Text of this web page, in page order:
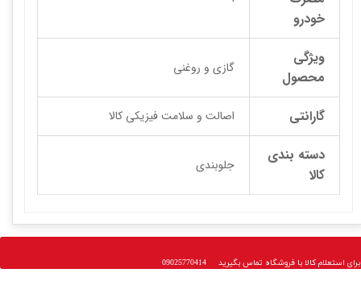
خودرو
ویژگی
محصول
گازی و روغنی
گارانتی اصالت و سلامت فیزیکی کالا
دسته بندی
کالا
جلوبندی
استعلام کالا با فروشگاه تماس بگیرید 09025770414